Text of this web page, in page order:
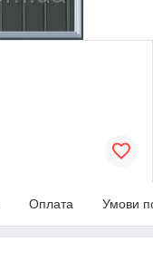
Оплата Умови